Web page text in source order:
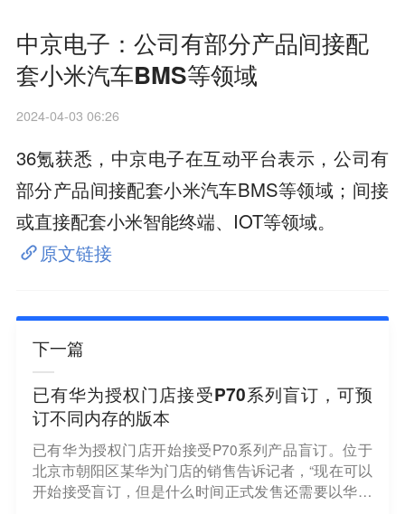
中京电子：公司有部分产品间接配
套小米汽车BMS等领域
2024-04-03 06:26
36氪获悉，中京电子在互动平台表示，公司有
部分产品间接配套小米汽车BMS等领域；间接
或直接配套小米智能终端、IOT等领域。
原文链接
下一篇
已有华为授权门店接受P70系列盲订，可预
订不同内存的版本
已有华为授权门店开始接受P70系列产品盲订。位于
北京市朝阳区某华为门店的销售告诉记者，“现在可以
开始接受盲订，但是什么时间正式发售还需要以华为